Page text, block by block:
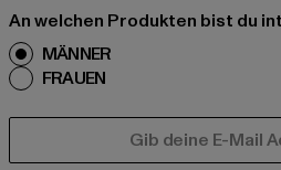
An welchen Produkten bist du
MÄNNER
FRAUEN